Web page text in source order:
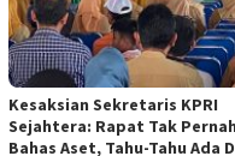
Kesaksian Sekretaris KPRI
Sejahtera: Rapat Tak Pernah
Bahas Aset, Tahu-Tahu Ada